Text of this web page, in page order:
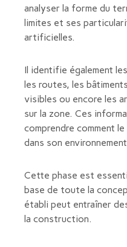
analyser la forme du
limites et ses
artificielles.
Il identifie également
les routes, les
visibles ou encore les
sur la zone. Ces
comprendre comment
dans son
Cette phase est
base de toute la
établi peut entraîner
la construction.